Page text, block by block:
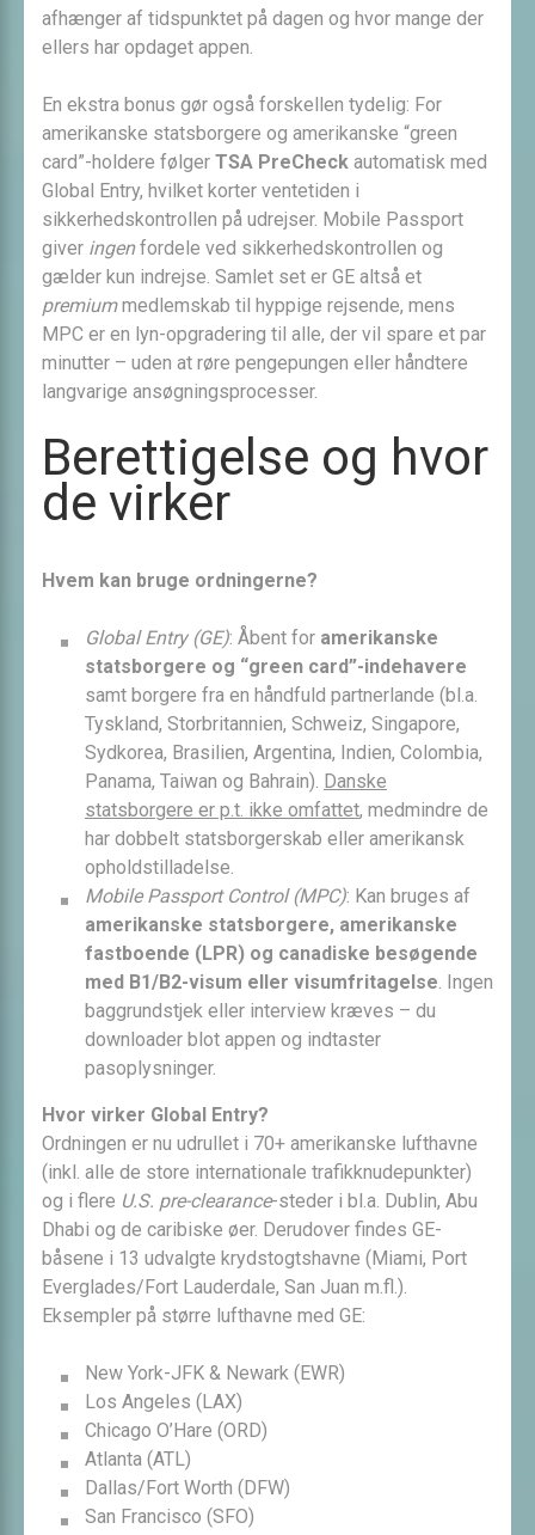
afhænger af tidspunktet på dagen og hvor mange der
ellers har opdaget appen.
En ekstra bonus gør også forskellen tydelig: For
amerikanske statsborgere og amerikanske “green
card”-holdere følger TSA PreCheck automatisk med
Global Entry, hvilket korter ventetiden i
sikkerhedskontrollen på udrejser. Mobile Passport
giver ingenfordele ved sikkerhedskontrollen og
gælder kun indrejse. Samlet set er GE altså et
premiummedlemskab til hyppige rejsende, mens
MPC er en lyn-opgradering til alle, der vil spare et par
minutter – uden at røre pengepungen eller håndtere
langvarige ansøgningsprocesser.
Berettigelse og hvor
de virker
Hvem kan bruge ordningerne?
Global Entry (GE): Åbent for amerikanske
statsborgere og “green card”-indehavere
samt borgere fra en håndfuld partnerlande (bl.a.
Tyskland, Storbritannien, Schweiz, Singapore,
Sydkorea, Brasilien, Argentina, Indien, Colombia,
Panama, Taiwan og Bahrain). Danske
statsborgere er p.t. ikke omfattet, medmindre de
har dobbelt statsborgerskab eller amerikansk
opholdstilladelse.
Mobile Passport Control (MPC): Kan bruges af
amerikanske statsborgere, amerikanske
fastboende (LPR) og canadiske besøgende
med B1/B2-visum eller visumfritagelse. Ingen
baggrundstjek eller interview kræves – du
downloader blot appen og indtaster
pasoplysninger.
Hvor virker Global Entry?
Ordningen er nu udrullet i 70+ amerikanske lufthavne
(inkl. alle de store internationale trafikknudepunkter)
og i flere U.S. pre-clearance-steder i bl.a. Dublin, Abu
Dhabi og de caribiske øer. Derudover findes GE-
båsene i 13 udvalgte krydstogtshavne (Miami, Port
Everglades/Fort Lauderdale, San Juan m.fl.).
Eksempler på større lufthavne med GE:
New York-JFK & Newark (EWR)
Los Angeles (LAX)
Chicago O’Hare (ORD)
Atlanta (ATL)
Dallas/Fort Worth (DFW)
San Francisco (SFO)